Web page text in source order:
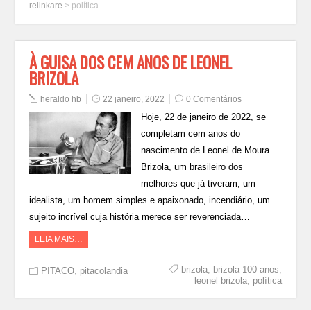
relinkare > política
À GUISA DOS CEM ANOS DE LEONEL
BRIZOLA
heraldo hb 22 janeiro, 2022 0 Comentários
Hoje, 22 de janeiro de 2022, se
completam cem anos do
nascimento de Leonel de Moura
Brizola, um brasileiro dos
melhores que já tiveram, um
idealista, um homem simples e apaixonado, incendiário, um
sujeito incrível cuja história merece ser reverenciada…
LEIA MAIS…
PITACO, pitacolandia brizola, brizola 100 anos,
leonel brizola, política